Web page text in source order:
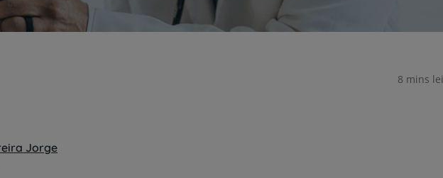
8 mins
Jorge